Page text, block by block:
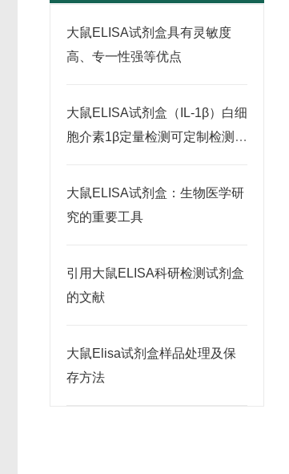
大鼠ELISA试剂盒具有灵敏度
高、专一性强等优点
大鼠ELISA试剂盒（IL-1β）白细
胞介素1β定量检测可定制检测范
大鼠ELISA试剂盒：生物医学研
究的重要工具
引用大鼠ELISA科研检测试剂盒
的文献
大鼠Elisa试剂盒样品处理及保
存方法